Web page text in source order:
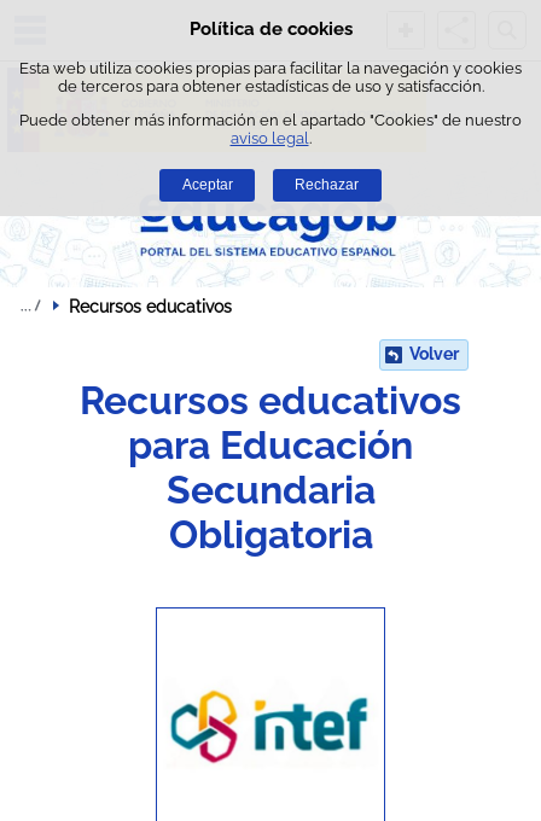
Política de cookies
Esta web utiliza cookies propias para facilitar la navegación y cookies
de terceros para obtener estadísticas de uso y satisfacción.
Puede obtener más información en el apartado "Cookies" de nuestro
aviso legal .
Aceptar Rechazar
Saltar al contenido
Recursos educativos
Volver
Recursos educativos
para Educación
Secundaria
Obligatoria